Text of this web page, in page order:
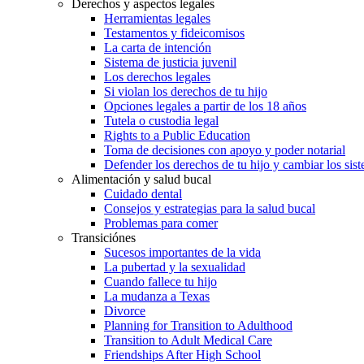
Derechos y aspectos legales
Herramientas legales
Testamentos y fideicomisos
La carta de intención
Sistema de justicia juvenil
Los derechos legales
Si violan los derechos de tu hijo
Opciones legales a partir de los 18 años
Tutela o custodia legal
Rights to a Public Education
Toma de decisiones con apoyo y poder notarial
Defender los derechos de tu hijo y cambiar los
Alimentación y salud bucal
Cuidado dental
Consejos y estrategias para la salud bucal
Problemas para comer
Transiciónes
Sucesos importantes de la vida
La pubertad y la sexualidad
Cuando fallece tu hijo
La mudanza a Texas
Divorce
Planning for Transition to Adulthood
Transition to Adult Medical Care
Friendships After High School